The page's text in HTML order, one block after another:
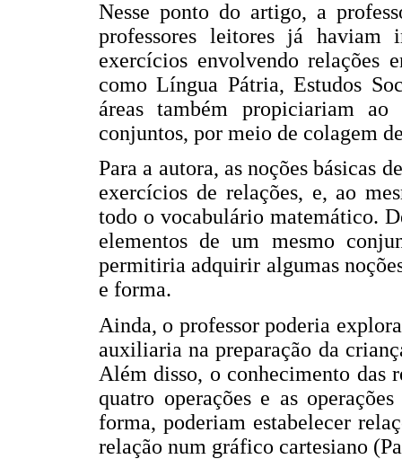
Nesse ponto do artigo, a
professores leitores já haviam
exercícios envolvendo relações
como Língua Pátria, Estudos
áreas também propiciariam
conjuntos, por meio de colagem
Para a autora, as noções básicas
exercícios de relações, e, ao
todo o vocabulário matemático.
elementos de um mesmo
permitiria adquirir algumas
e forma.
Ainda, o professor poderia
auxiliaria na preparação da
Além disso, o conhecimento das
quatro operações e as
forma, poderiam estabelecer
relação num gráfico cartesiano